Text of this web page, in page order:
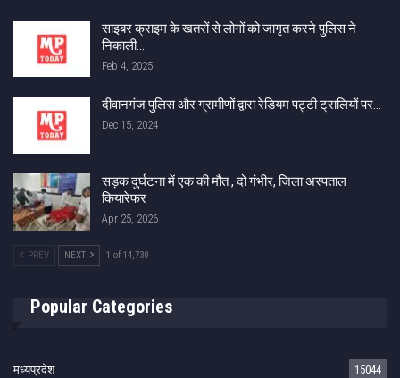
साइबर क्राइम के खतरों से लोगों को जागृत करने पुलिस ने
निकाली…
Feb 4, 2025
दीवानगंज पुलिस और ग्रामीणों द्वारा रेडियम पट्टी ट्रालियों पर…
Dec 15, 2024
सड़क दुर्घटना में एक की मौत , दो गंभीर, जिला अस्पताल
कियारेफर
Apr 25, 2026
PREV NEXT 1 of 14,730
Popular Categories
मध्यप्रदेश 15044